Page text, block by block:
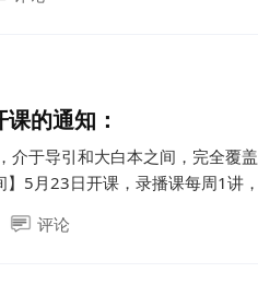
的通知：
介于导引和大白本之间，完全覆
】5月23日开课，录播课每周1讲
评论